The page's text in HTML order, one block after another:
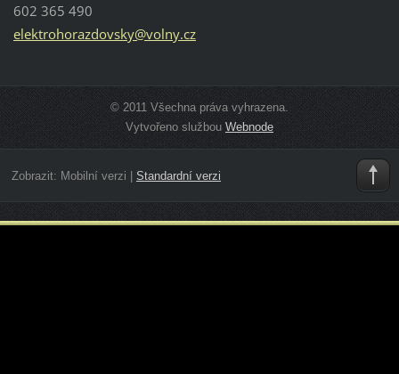
602 365 490
elektrohorazdovsky@volny.cz
© 2011 Všechna práva vyhrazena.
Vytvořeno službou Webnode
Zobrazit: Mobilní verzi Standardní verzi